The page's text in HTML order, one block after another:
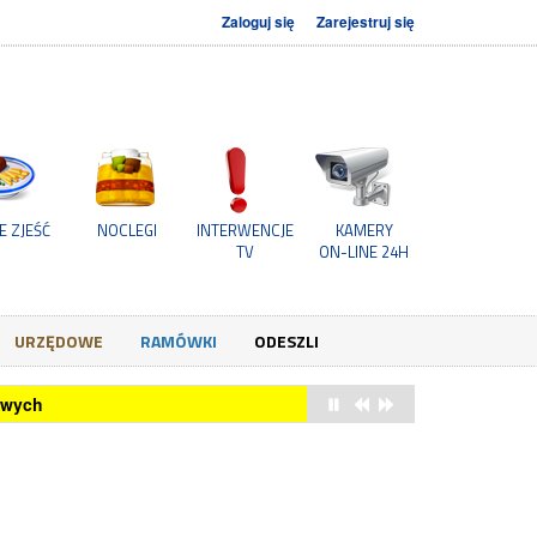
Zaloguj się Zarejestruj się
ZJEŚĆ NOCLEGI
INTERWENCJE
TV
KAMERY
ON-LINE 24H
URZĘDOWE RAMÓWKI ODESZLI